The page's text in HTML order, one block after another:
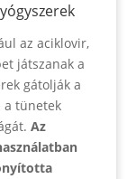
az aciklovir,
játszanak a
gátolják a
a tünetek
Az